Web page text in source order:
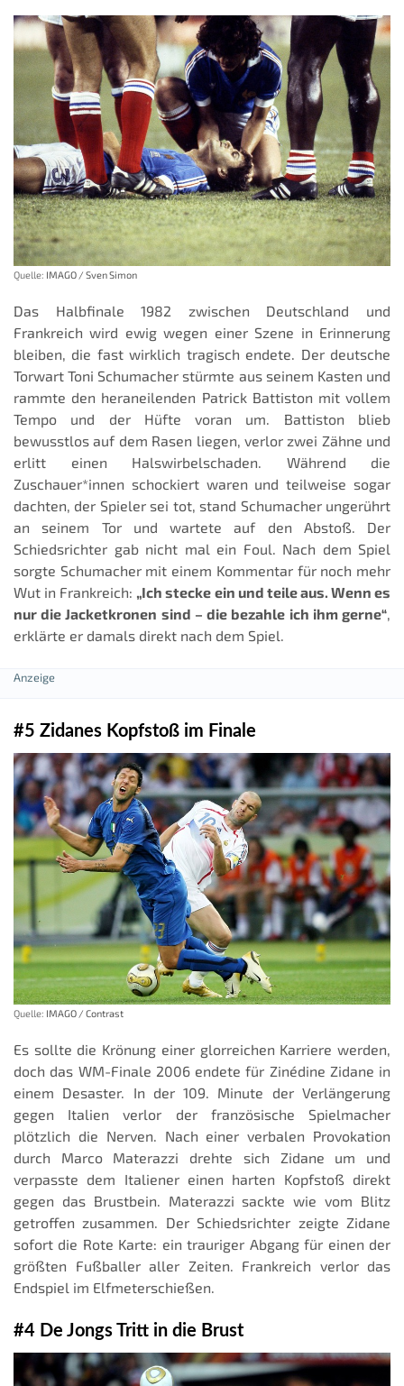
Quelle: IMAGO / Sven Simon
Das Halbfinale 1982 zwischen Deutschland und
Frankreich wird ewig wegen einer Szene in Erinnerung
bleiben, die fast wirklich tragisch endete. Der deutsche
Torwart Toni Schumacher stürmte aus seinem Kasten und
rammte den heraneilenden Patrick Battiston mit vollem
Tempo und der Hüfte voran um. Battiston blieb
bewusstlos auf dem Rasen liegen, verlor zwei Zähne und
erlitt einen Halswirbelschaden. Während die
Zuschauer*innen schockiert waren und teilweise sogar
dachten, der Spieler sei tot, stand Schumacher ungerührt
an seinem Tor und wartete auf den Abstoß. Der
Schiedsrichter gab nicht mal ein Foul. Nach dem Spiel
sorgte Schumacher mit einem Kommentar für noch mehr
Wut in Frankreich: „Ich stecke ein und teile aus. Wenn es
nur die Jacketkronen sind – die bezahle ich ihm gerne“,
erklärte er damals direkt nach dem Spiel.
#5 Zidanes Kopfstoß im Finale
Quelle: IMAGO / Contrast
Es sollte die Krönung einer glorreichen Karriere werden,
doch das WM-Finale 2006 endete für Zinédine Zidane in
einem Desaster. In der 109. Minute der Verlängerung
gegen Italien verlor der französische Spielmacher
plötzlich die Nerven. Nach einer verbalen Provokation
durch Marco Materazzi drehte sich Zidane um und
verpasste dem Italiener einen harten Kopfstoß direkt
gegen das Brustbein. Materazzi sackte wie vom Blitz
getroffen zusammen. Der Schiedsrichter zeigte Zidane
sofort die Rote Karte: ein trauriger Abgang für einen der
größten Fußballer aller Zeiten. Frankreich verlor das
Endspiel im Elfmeterschießen.
#4 De Jongs Tritt in die Brust